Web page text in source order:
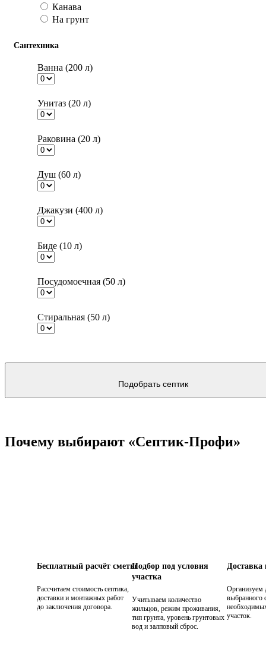
Канава
На грунт
Сантехника
Ванна (200 л)
Унитаз (20 л)
Раковина (20 л)
Душ (60 л)
Джакузи (400 л)
Биде (10 л)
Посудомоечная (50 л)
Стиральная (50 л)
Подобрать септик
Почему выбирают «Септик-Профи»
Бесплатный расчёт сметы
Рассчитаем стоимость септика,
доставки и монтажных работ
до заключения договора.
Подбор под условия
участка
Учитываем количество
жильцов, режим проживания,
тип грунта, уровень грунтовых
вод и залповый сброс.
Организуем
выбранного
участок.